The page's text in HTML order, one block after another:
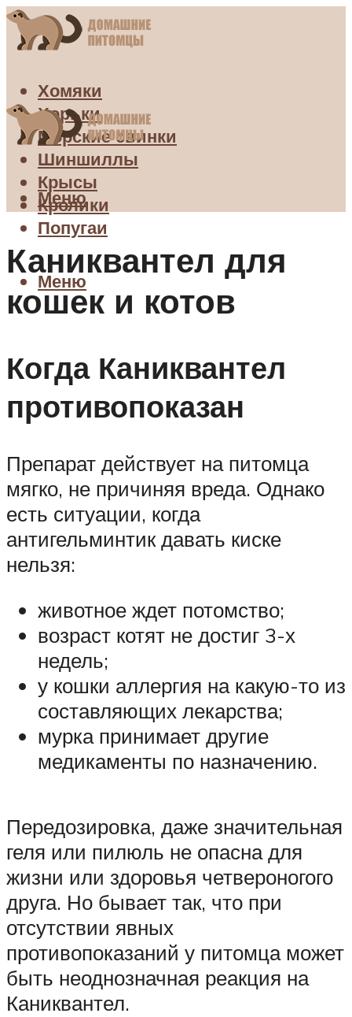
Хомяки
Хорьки
Морские свинки
Шиншиллы
Крысы
Кролики
Попугаи
Меню
Меню
Каниквантел для
кошек и котов
Когда Каниквантел
противопоказан
Препарат действует на питомца
мягко, не причиняя вреда. Однако
есть ситуации, когда
антигельминтик давать киске
нельзя:
животное ждет потомство;
возраст котят не достиг 3-х
недель;
у кошки аллергия на какую-то из
составляющих лекарства;
мурка принимает другие
медикаменты по назначению.
Передозировка, даже значительная
геля или пилюль не опасна для
жизни или здоровья четвероногого
друга. Но бывает так, что при
отсутствии явных
противопоказаний у питомца может
быть неоднозначная реакция на
Каниквантел.